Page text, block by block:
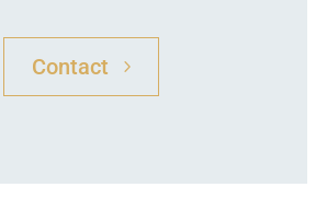
Contact